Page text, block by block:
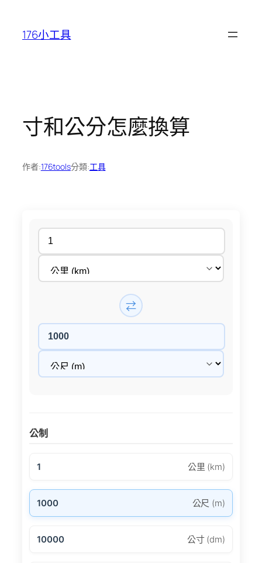
176小工具
寸和公分怎麼換算
作者:176tools分類:工具
⇄
公制
1 公里 (km)
1000 公尺 (m)
10000 公寸 (dm)